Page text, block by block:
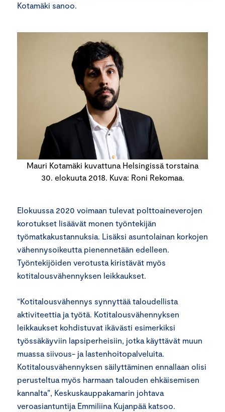
Kotamäki sanoo.
Mauri Kotamäki kuvattuna Helsingissä torstaina
30. elokuuta 2018. Kuva: Roni Rekomaa.
Elokuussa 2020 voimaan tulevat polttoaineverojen
korotukset lisäävät monen työntekijän
työmatkakustannuksia. Lisäksi asuntolainan korkojen
vähennysoikeutta pienennetään edelleen.
Työntekijöiden verotusta kiristävät myös
kotitalousvähennyksen leikkaukset.
“Kotitalousvähennys synnyttää taloudellista
aktiviteettia ja työtä. Kotitalousvähennyksen
leikkaukset kohdistuvat ikävästi esimerkiksi
työssäkäyviin lapsiperheisiin, jotka käyttävät muun
muassa siivous- ja lastenhoitopalveluita.
Kotitalousvähennyksen säilyttäminen ennallaan olisi
perusteltua myös harmaan talouden ehkäisemisen
kannalta”, Keskuskauppakamarin johtava
veroasiantuntija Emmiliina Kujanpää katsoo.